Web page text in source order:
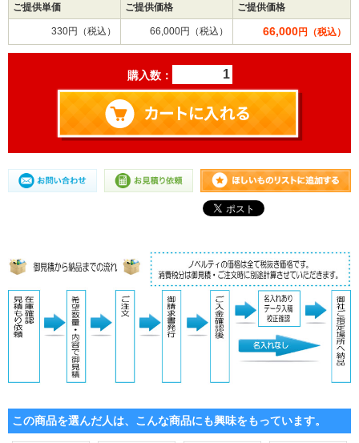
ご提供単価 ご提供価格 ご提供価格
330円（税込） 66,000円（税込） 66,000円（税込）
購入数：
この商品を選んだ人は、こんな商品にも興味をもっています。